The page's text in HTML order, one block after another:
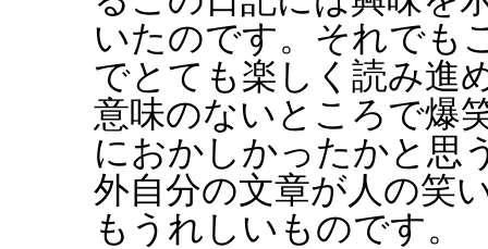
いたのです。それでも
でとても楽しく読み進
意味のないところで爆
におかしかったかと思
外自分の文章が人の笑
もうれしいものです。